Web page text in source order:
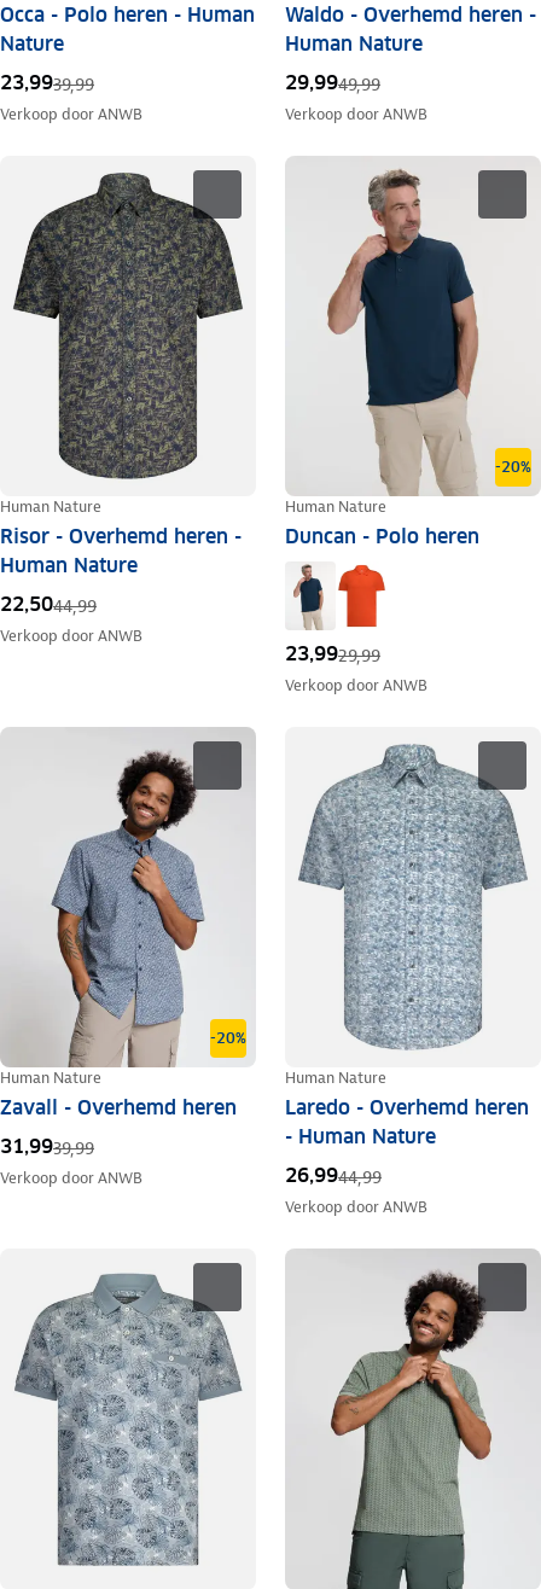
Occa - Polo heren - Human
Nature
23,9939,99
Verkoop doorANWB
Waldo - Overhemd heren -
Human Nature
29,9949,99
Verkoop doorANWB
Human Nature
Risor - Overhemd heren -
Human Nature
22,5044,99
Verkoop doorANWB
-20%
Human Nature
Duncan - Polo heren
23,9929,99
Verkoop doorANWB
-20%
Human Nature
Zavall - Overhemd heren
31,9939,99
Verkoop doorANWB
Human Nature
Laredo - Overhemd heren
- Human Nature
26,9944,99
Verkoop doorANWB